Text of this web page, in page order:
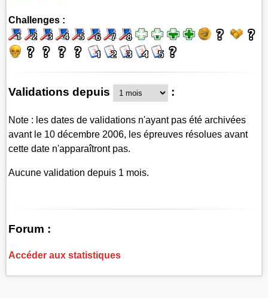
Challenges :
Validations depuis :
Note : les dates de validations n'ayant pas été archivées
avant le 10 décembre 2006, les épreuves résolues avant
cette date n'apparaîtront pas.
Aucune validation depuis 1 mois.
Forum :
Accéder aux statistiques